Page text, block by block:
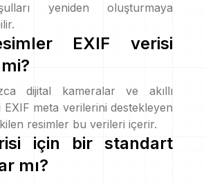
yeniden oluşturmaya
EXIF verisi
dijital kameralar ve akıllı
meta verilerini destekleyen
resimler bu verileri içerir.
için bir standart
mı?